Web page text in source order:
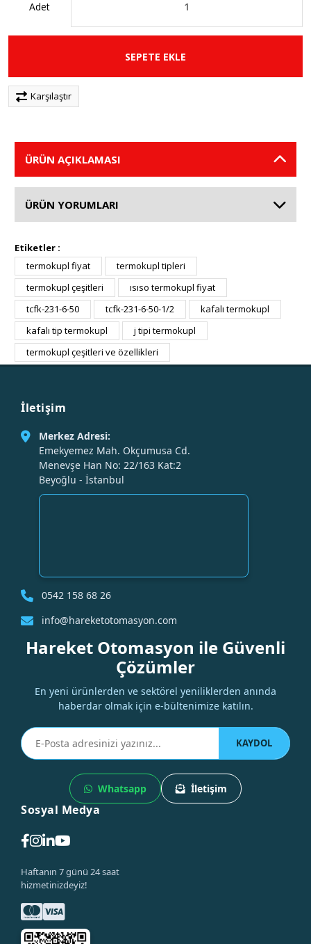
Adet
SEPETE EKLE
Karşılaştır
ÜRÜN AÇIKLAMASI
ÜRÜN YORUMLARI
Etiketler :
termokupl fiyat
termokupl tipleri
termokupl çeşitleri
ısıso termokupl fiyat
tcfk-231-6-50
tcfk-231-6-50-1/2
kafalı termokupl
kafalı tip termokupl
j tipi termokupl
termokupl çeşitleri ve özellikleri
İletişim
Merkez Adresi:
Emekyemez Mah. Okçumusa Cd.
Menevşe Han No: 22/163 Kat:2
Beyoğlu - İstanbul
0542 158 68 26
info@hareketotomasyon.com
Hareket Otomasyon ile Güvenli
Çözümler
En yeni ürünlerden ve sektörel yeniliklerden anında
haberdar olmak için e-bültenimize katılın.
KAYDOL
Whatsapp İletişim
Sosyal Medya
Haftanın 7 günü 24 saat
hizmetinizdeyiz!